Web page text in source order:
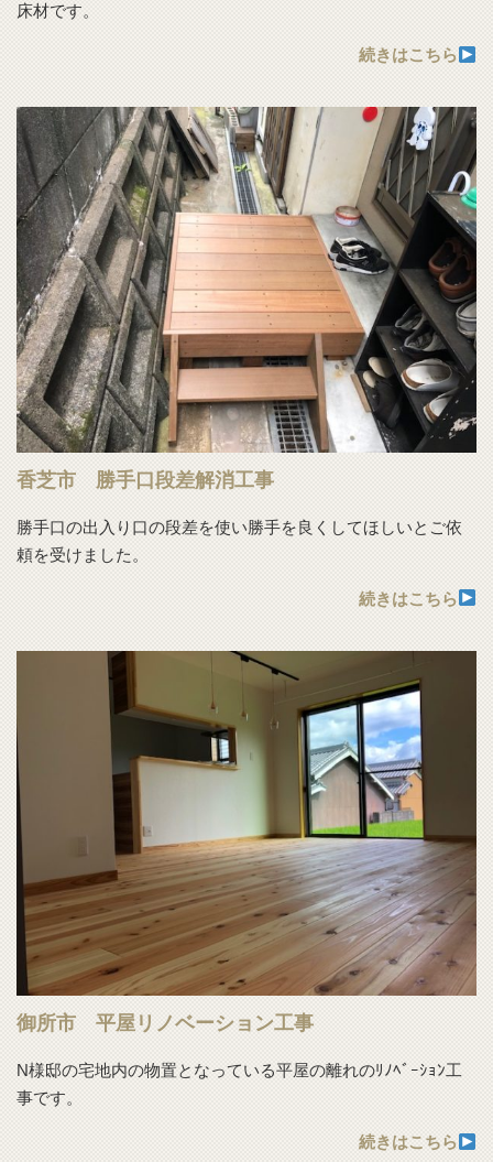
床材です。
続きはこちら
香芝市 勝手口段差解消工事
勝手口の出入り口の段差を使い勝手を良くしてほしいとご依
頼を受けました。
続きはこちら
御所市 平屋リノベーション工事
N様邸の宅地内の物置となっている平屋の離れのﾘﾉﾍﾞｰｼｮﾝ工
事です。
続きはこちら